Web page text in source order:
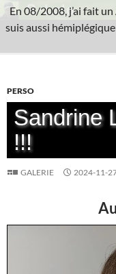
Aller
auRecherche
PERSO
Sandrine
!!!
GALERIE 2024-11-
En 08/2008, j’ai fait
suis aussi